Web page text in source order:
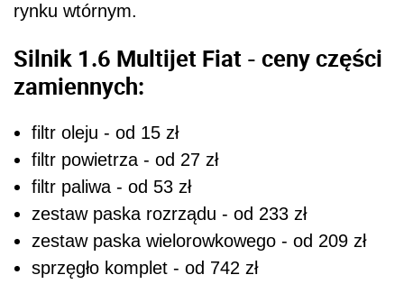
rynku wtórnym.
Silnik 1.6 Multijet Fiat - ceny części
zamiennych:
filtr oleju - od 15 zł
filtr powietrza - od 27 zł
filtr paliwa - od 53 zł
zestaw paska rozrządu - od 233 zł
zestaw paska wielorowkowego - od 209 zł
sprzęgło komplet - od 742 zł